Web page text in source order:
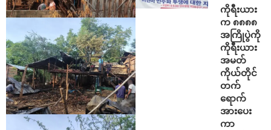
ကိုရီးယား
က ၈၈၈၈
အကြိုပွဲကို
ကိုရီးယား
အမတ်
ကိုယ်တိုင်
တက်
ရောက်
အားပေး
ကာ